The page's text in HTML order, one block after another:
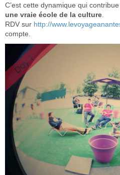
C’est cette dynamique qui
une vraie école de la culture
RDV sur http://
compte.